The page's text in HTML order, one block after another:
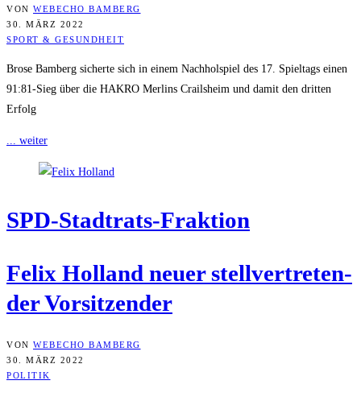
VON WEBECHO BAMBERG
30. MÄRZ 2022
SPORT & GESUNDHEIT
Brose Bamberg sicherte sich in einem Nachholspiel des 17. Spieltags einen
91:81-Sieg über die HAKRO Merlins Crailsheim und damit den dritten
Erfolg
... weiter
SPD-Stadt­rats-Frak­ti­on
Felix Hol­land neu­er stell­ver­tre­ten­
der Vorsitzender
VON WEBECHO BAMBERG
30. MÄRZ 2022
POLITIK